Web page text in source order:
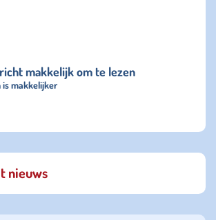
makkelijk om te lezen
is makkelijker
nieuws